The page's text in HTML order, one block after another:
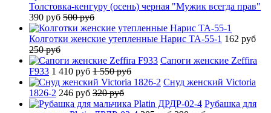
Толстовка-кенгуру (осень) черная "Мужик всегда прав"
390 руб 500 руб
Колготки женские утепленные Нарис TA-55-1 162 руб
250 руб
Сапоги женские Zeffira
F933 1 410 руб 1 550 руб
Снуд женский Victoria
1826-2 246 руб 320 руб
Рубашка для